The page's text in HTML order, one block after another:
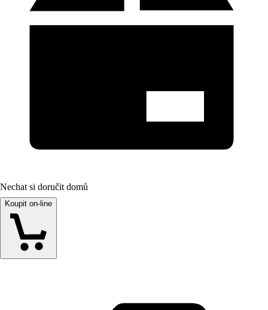
Nechat si doručit domů
Koupit on-line